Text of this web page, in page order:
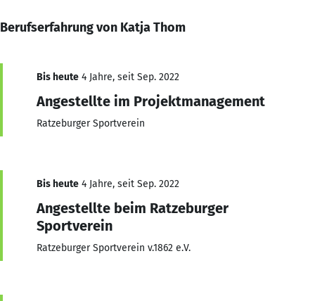
Berufserfahrung von Katja Thom
Bis heute 4 Jahre, seit Sep. 2022
Angestellte im Projektmanagement
Ratzeburger Sportverein
Bis heute 4 Jahre, seit Sep. 2022
Angestellte beim Ratzeburger
Sportverein
Ratzeburger Sportverein v.1862 e.V.